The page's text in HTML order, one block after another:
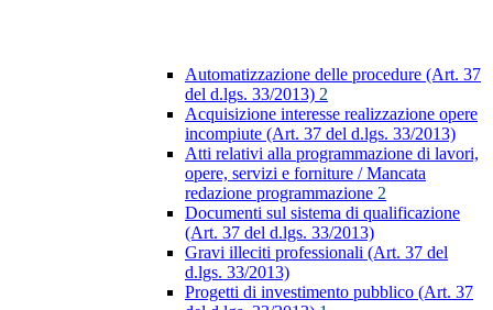
Automatizzazione delle procedure (Art. 37
del d.lgs. 33/2013) 2
Acquisizione interesse realizzazione opere
incompiute (Art. 37 del d.lgs. 33/2013)
Atti relativi alla programmazione di lavori,
opere, servizi e forniture / Mancata
redazione programmazione 2
Documenti sul sistema di qualificazione
(Art. 37 del d.lgs. 33/2013)
Gravi illeciti professionali (Art. 37 del
d.lgs. 33/2013)
Progetti di investimento pubblico (Art. 37